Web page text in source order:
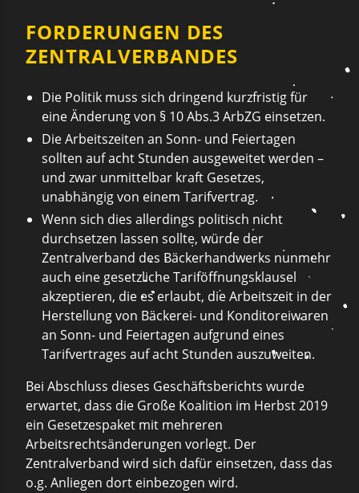
FORDERUNGEN DES
ZENTRALVERBANDES
Die Politik muss sich dringend kurzfristig für
eine Änderung von § 10 Abs.3 ArbZG einsetzen.
Die Arbeitszeiten an Sonn- und Feiertagen
sollten auf acht Stunden ausgeweitet werden –
und zwar unmittelbar kraft Gesetzes,
unabhängig von einem Tarifvertrag.
Wenn sich dies allerdings politisch nicht
durchsetzen lassen sollte, würde der
Zentralverband des Bäckerhandwerks nunmehr
auch eine gesetzliche Tariföffnungsklausel
akzeptieren, die es erlaubt, die Arbeitszeit in der
Herstellung von Bäckerei- und Konditoreiwaren
an Sonn- und Feiertagen aufgrund eines
Tarifvertrages auf acht Stunden auszuweiten.
Bei Abschluss dieses Geschäftsberichts wurde
erwartet, dass die Große Koalition im Herbst 2019
ein Gesetzespaket mit mehreren
Arbeitsrechtsänderungen vorlegt. Der
Zentralverband wird sich dafür einsetzen, dass das
o.g. Anliegen dort einbezogen wird.